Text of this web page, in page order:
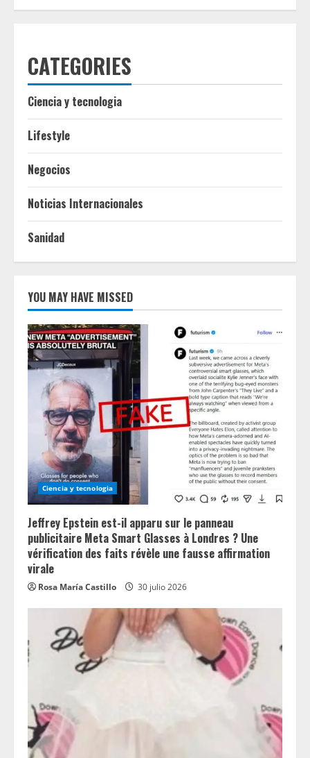
CATEGORIES
Ciencia y tecnologia
Lifestyle
Negocios
Noticias Internacionales
Sanidad
YOU MAY HAVE MISSED
Ciencia y tecnologia
Jeffrey Epstein est-il apparu sur le panneau
publicitaire Meta Smart Glasses à Londres ? Une
vérification des faits révèle une fausse affirmation
virale
Rosa María Castillo 30 julio 2026